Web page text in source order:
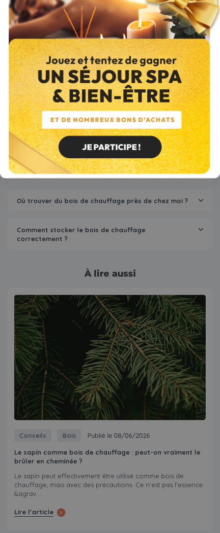
Pour un chauffage durable et efficace, découvrez nos différents
bois de chauffage. Nous vendons des palettes et des packs à
l'unité de bûches densifiées de la marqueCrépitomais également
du bois de chauffage de haute qualité (bois Crépito Premium).
Nos bois de chauffage sont d’origine naturelle. De plus, nos
bûches sont issues de bois français et ne contiennent aucun
produit chimique pour lier leurs composants. Découvrez aussi
notre offre degranulés de bois.
Quel type de bois de chauffage choisir pour son
poêle ou sa cheminée ?
Quelle est la différence entre bois sec naturel, sec
étuvé et demi-sec ?
Quels sont les avantages du bois de chauffage ?
Où trouver du bois de chauffage près de chez moi ?
Comment stocker le bois de chauffage
correctement ?
À lire aussi
Conseils Bois Publié le 08/06/2026
Le sapin comme bois de chauffage : peut-on vraiment le
brûler en cheminée ?
Le sapin peut effectivement être utilisé comme bois de
chauffage, mais avec des précautions. Ce n'est pas l'essence
&agrav...
Lire l’article